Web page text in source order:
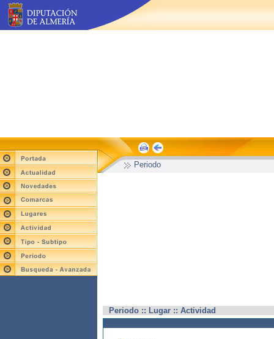
Periodo
Periodo :: Lugar :: Actividad